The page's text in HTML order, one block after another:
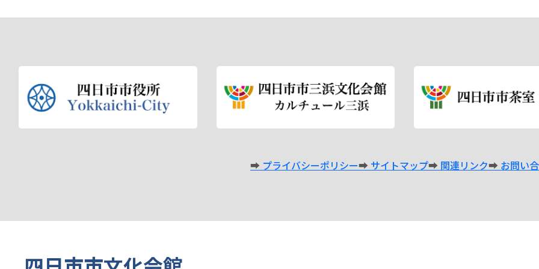
プライバシーポリシー サイトマップ 関連リンク お問い